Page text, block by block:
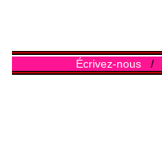
Écrivez-nous/